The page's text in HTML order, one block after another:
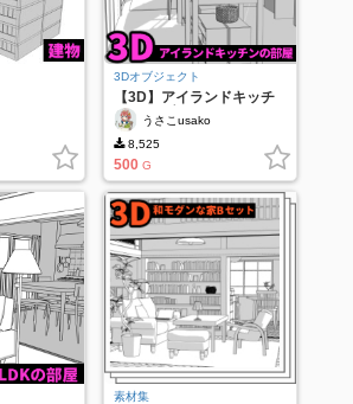
3Dオブジェクト
【3D】アイランドキッチ
ンのある部屋
うさこusako
8,525
500 G
素材集